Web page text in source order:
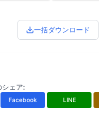
一括ダウンロード
シェア:
Facebook LINE